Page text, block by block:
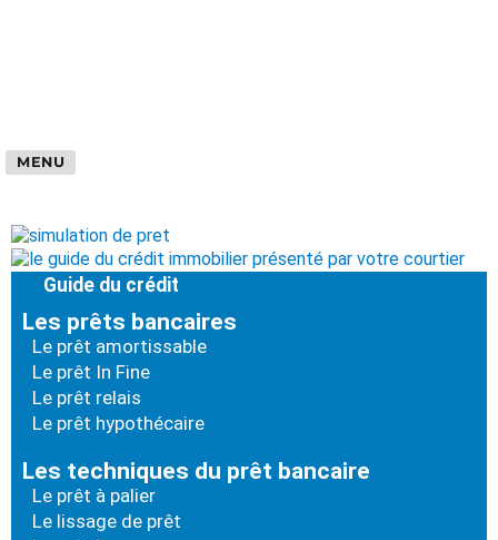
MENU
Guide du crédit
Les prêts bancaires
Le prêt amortissable
Le prêt In Fine
Le prêt relais
Le prêt hypothécaire
Les techniques du prêt bancaire
Le prêt à palier
Le lissage de prêt